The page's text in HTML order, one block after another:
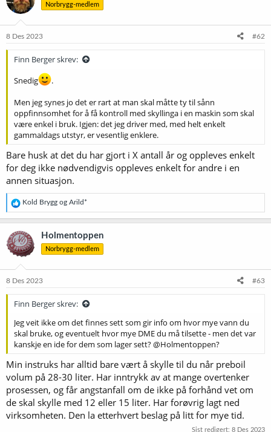
j
o
e
Norbrygg-medlem
8 Des 2023 #62
Finn Berger skrev:
Snedig
.
Men jeg synes jo det er rart at man skal måtte ty til sånn
oppfinnsomhet for å få kontroll med skyllinga i en maskin som skal
være enkel i bruk. Igjen: det jeg driver med, med helt enkelt
gammaldags utstyr, er vesentlig enklere.
Bare husk at det du har gjort i X antall år og oppleves enkelt
for deg ikke nødvendigvis oppleves enkelt for andre i en
annen situasjon.
R
e
a
k
s
j
o
e
Kold Brygg og Arild*
Holmentoppen
Norbrygg-medlem
8 Des 2023 #63
Finn Berger skrev:
Jeg veit ikke om det finnes sett som gir info om hvor mye vann du
skal bruke, og eventuelt hvor mye DME du må tilsette - men det var
kanskje en ide for dem som lager sett? @Holmentoppen?
Min instruks har alltid bare vært å skylle til du når preboil
volum på 28-30 liter. Har inntrykk av at mange overtenker
prosessen, og får angstanfall om de ikke på forhånd vet om
de skal skylle med 12 eller 15 liter. Har forøvrig lagt ned
virksomheten. Den la etterhvert beslag på litt for mye tid.
Sist redigert: 8 Des 2023